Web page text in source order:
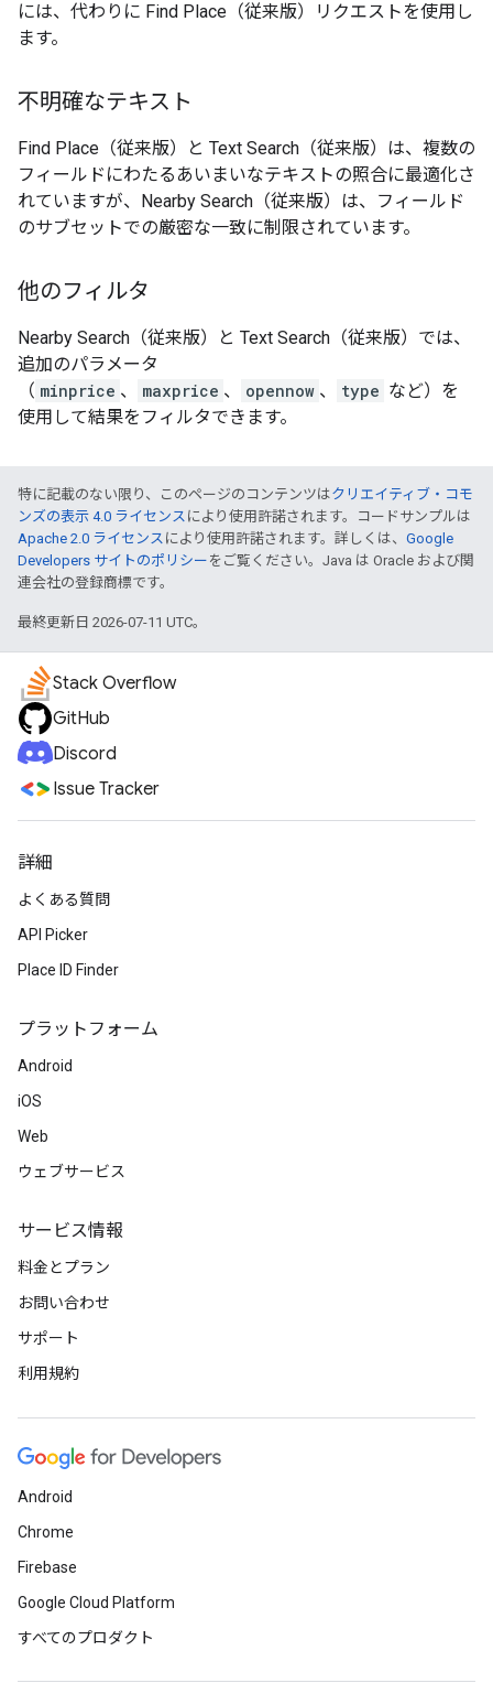
には、代わりに Find Place（従来版）リクエストを使用し
ます。
不明確なテキスト
Find Place（従来版）と Text Search（従来版）は、複数の
フィールドにわたるあいまいなテキストの照合に最適化さ
れていますが、Nearby Search（従来版）は、フィールド
のサブセットでの厳密な一致に制限されています。
他のフィルタ
Nearby Search（従来版）と Text Search（従来版）では、
追加のパラメータ
（ minprice 、 maxprice 、 opennow 、 type など）を
使用して結果をフィルタできます。
特に記載のない限り、このページのコンテンツはクリエイティブ・コモ
ンズの表示 4.0 ライセンス により使用許諾されます。コードサンプルは
Apache 2.0 ライセンス により使用許諾されます。詳しくは、 Google
Developers サイトのポリシー をご覧ください。Java は Oracle および関
連会社の登録商標です。
最終更新日 2026-07-11 UTC。
Stack Overflow
GitHub
Discord
Issue Tracker
詳細
よくある質問
API Picker
Place ID Finder
プラットフォーム
Android
iOS
Web
ウェブサービス
サービス情報
料金とプラン
お問い合わせ
サポート
利用規約
Android
Chrome
Firebase
Google Cloud Platform
すべてのプロダクト